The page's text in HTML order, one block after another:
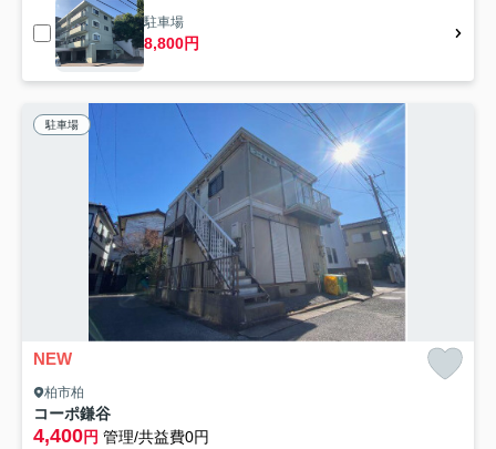
駐車場
8,800円
駐車場
NEW
柏市柏
コーポ鎌谷
4,400円 管理/共益費0円